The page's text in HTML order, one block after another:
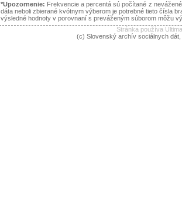
*Upozornenie: Frekvencie a percentá sú počítané z
dáta neboli zbierané kvótnym výberom je potrebné tieto čísla
výsledné hodnoty v porovnaní s preváženým súborom môžu
Stránka používa
(c) Slovenský archív sociálnych